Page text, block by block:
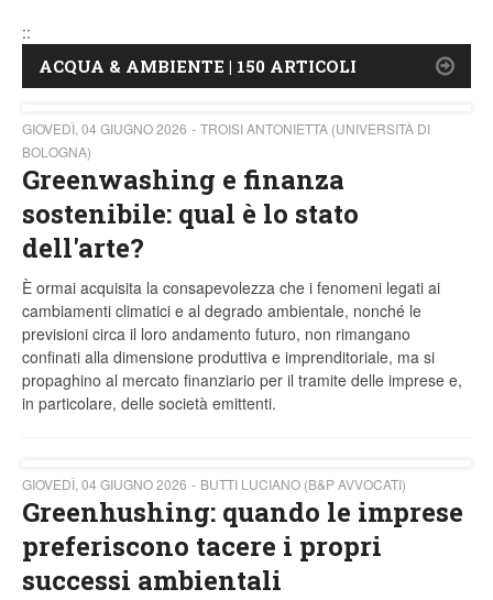
::
ACQUA & AMBIENTE | 150 ARTICOLI
GIOVEDÌ, 04 GIUGNO 2026
TROISI ANTONIETTA (UNIVERSITÀ DI
BOLOGNA)
Greenwashing e finanza
sostenibile: qual è lo stato
dell'arte?
È ormai acquisita la consapevolezza che i fenomeni legati ai
cambiamenti climatici e al degrado ambientale, nonché le
previsioni circa il loro andamento futuro, non rimangano
confinati alla dimensione produttiva e imprenditoriale, ma si
propaghino al mercato finanziario per il tramite delle imprese e,
in particolare, delle società emittenti.
GIOVEDÌ, 04 GIUGNO 2026 BUTTI LUCIANO (B&P AVVOCATI)
Greenhushing: quando le imprese
preferiscono tacere i propri
successi ambientali